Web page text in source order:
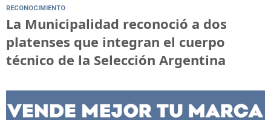
RECONOCIMIENTO
La Municipalidad reconoció a dos
platenses que integran el cuerpo
técnico de la Selección Argentina